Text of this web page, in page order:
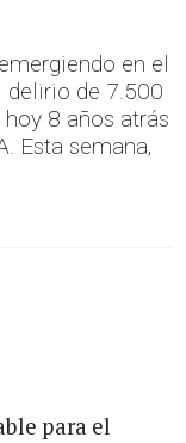
en el
delirio de 7.500
8 años atrás
Esta semana,
para el